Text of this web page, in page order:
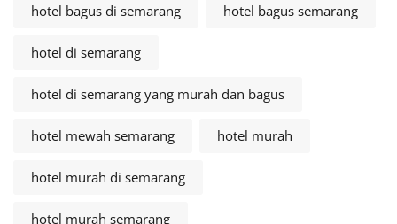
hotel bagus di semarang hotel bagus semarang
hotel di semarang
hotel di semarang yang murah dan bagus
hotel mewah semarang hotel murah
hotel murah di semarang
hotel murah semarang